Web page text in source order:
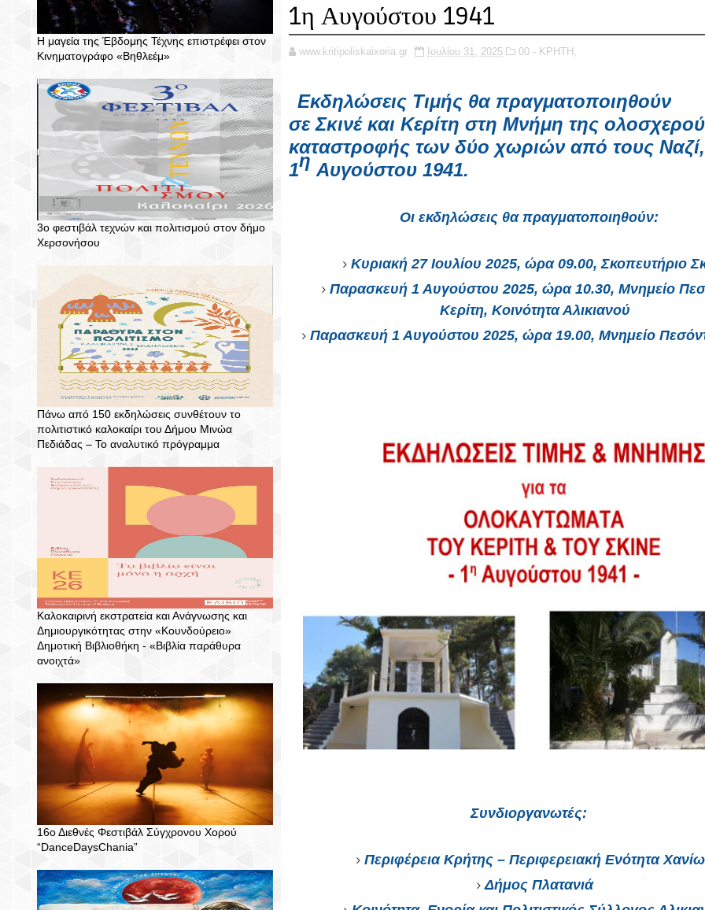
Η μαγεία της Έβδομης Τέχνης επιστρέφει στον
Κινηματογράφο «Βηθλεέμ»
3ο φεστιβάλ τεχνών και πολιτισμού στον δήμο
Χερσονήσου
Πάνω από 150 εκδηλώσεις συνθέτουν το
πολιτιστικό καλοκαίρι του Δήμου Μινώα
Πεδιάδας – To αναλυτικό πρόγραμμα
Καλοκαιρινή εκστρατεία και Ανάγνωσης και
Δημιουργικότητας στην «Κουνδούρειο»
Δημοτική Βιβλιοθήκη - «Βιβλία παράθυρα
ανοιχτά»
16ο Διεθνές Φεστιβάλ Σύγχρονου Χορού
“DanceDaysChania”
1η Αυγούστου 1941
www.kritipoliskaixoria.gr Ιουλίου 31, 2025 00 - ΚΡΗΤΗ,
Εκδηλώσεις Τιμής θα πραγματοποιηθούν
σε Σκινέ και Κερίτη στη Μνήμη της
καταστροφής των δύο χωριών από τους
1η Αυγούστου 1941.
Οι εκδηλώσεις θα πραγματοποιηθούν:
Κυριακή 27 Ιουλίου 2025, ώρα 09.00, Σκοπευτήριο
Παρασκευή 1 Αυγούστου 2025, ώρα 10.30, Μνημείο
Κερίτη, Κοινότητα Αλικιανού
Παρασκευή 1 Αυγούστου 2025, ώρα 19.00, Μνημείο
Συνδιοργανωτές:
Περιφέρεια Κρήτης – Περιφερειακή Ενότητα
Δήμος Πλατανιά